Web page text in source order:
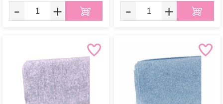
- + - +